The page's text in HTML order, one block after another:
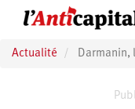
principal
Actualité Darmanin,